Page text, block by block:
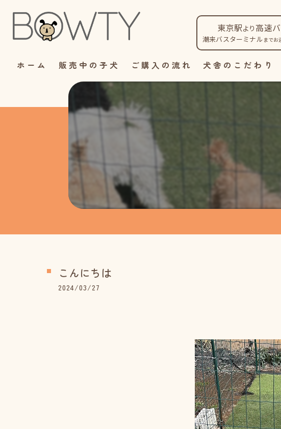
東京駅より高速
潮来バスターミナル までお
ホーム 販売中の子犬 ご購入の流れ 犬舎のこだわり
こんにちは
2024/03/27